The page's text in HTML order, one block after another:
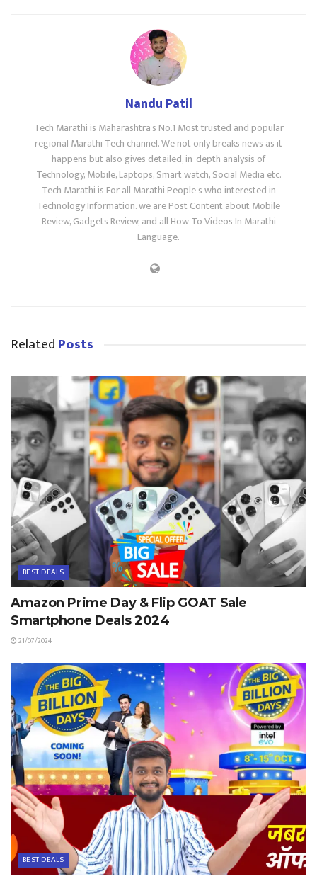
Nandu Patil
Tech Marathi is Maharashtra's No.1 Most trusted and popular
regional Marathi Tech channel. We not only breaks news as it
happens but also gives detailed, in-depth analysis of
Technology, Mobile, Laptops, Smart watch, Social Media etc.
Tech Marathi is For all Marathi People's who interested in
Technology Information. we are Post Content about Mobile
Review, Gadgets Review, and all How To Videos In Marathi
Language.
RelatedPosts
BEST DEALS
Amazon Prime Day & Flip GOAT Sale
Smartphone Deals 2024
21/07/2024
BEST DEALS